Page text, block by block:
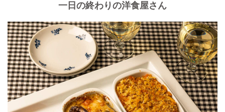
一日の終わりの洋食屋さん